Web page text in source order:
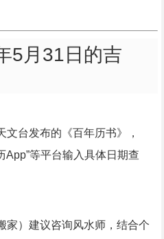
5月31日的吉
文台发布的《百年历书》，
App”等平台输入具体日期查
家）建议咨询风水师，结合个